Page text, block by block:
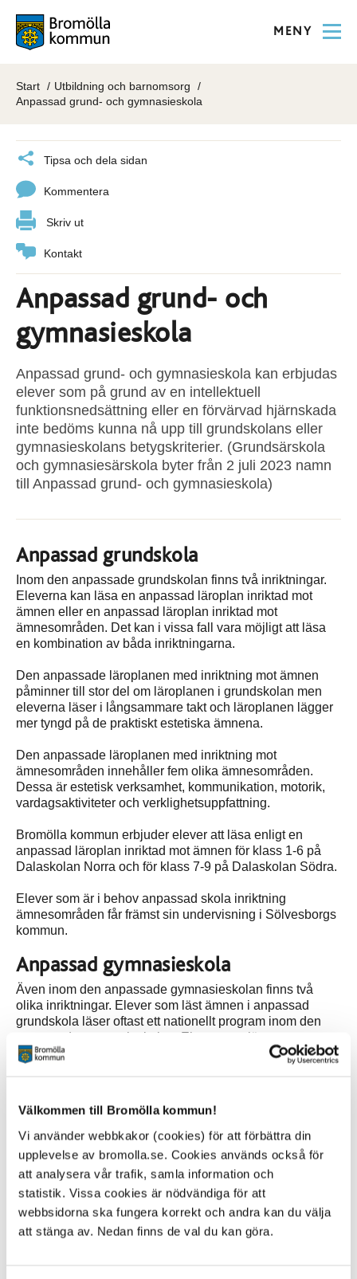
Välkommen till Bromölla kommun!
Vi använder webbkakor (cookies) för att förbättra din
upplevelse av bromolla.se. Cookies används också för
att analysera vår trafik, samla information och
statistik. Vissa cookies är nödvändiga för att
webbsidorna ska fungera korrekt och andra kan du välja
att stänga av. Nedan finns de val du kan göra.
MENY
Start
Utbildning och barnomsorg
Anpassad grund- och gymnasieskola
Tipsa och dela sidan
Kommentera
Skriv ut
Kontakt
Anpassad grund- och
gymnasieskola
Anpassad grund- och gymnasieskola kan erbjudas
elever som på grund av en intellektuell
funktionsnedsättning eller en förvärvad hjärnskada
inte bedöms kunna nå upp till grundskolans eller
gymnasieskolans betygskriterier. (Grundsärskola
och gymnasiesärskola byter från 2 juli 2023 namn
till Anpassad grund- och gymnasieskola)
Anpassad grundskola
Inom den anpassade grundskolan finns två inriktningar.
Eleverna kan läsa en anpassad läroplan inriktad mot
ämnen eller en anpassad läroplan inriktad mot
ämnesområden. Det kan i vissa fall vara möjligt att läsa
en kombination av båda inriktningarna.
Den anpassade läroplanen med inriktning mot ämnen
påminner till stor del om läroplanen i grundskolan men
eleverna läser i långsammare takt och läroplanen lägger
mer tyngd på de praktiskt estetiska ämnena.
Den anpassade läroplanen med inriktning mot
ämnesområden innehåller fem olika ämnesområden.
Dessa är estetisk verksamhet, kommunikation, motorik,
vardagsaktiviteter och verklighetsuppfattning.
Bromölla kommun erbjuder elever att läsa enligt en
anpassad läroplan inriktad mot ämnen för klass 1-6 på
Dalaskolan Norra och för klass 7-9 på Dalaskolan Södra.
Elever som är i behov anpassad skola inriktning
ämnesområden får främst sin undervisning i Sölvesborgs
kommun.
Anpassad gymnasieskola
Även inom den anpassade gymnasieskolan finns två
olika inriktningar. Elever som läst ämnen i anpassad
grundskola läser oftast ett nationellt program inom den
anpassade gymnasieskolan. Elever som läst
ämnesområden erbjuds ett individuellt anpassat
gymnasienivå utan eleverna erbjuds söka anpassad
gymnasieskola i närliggande kommuner.
Mer information